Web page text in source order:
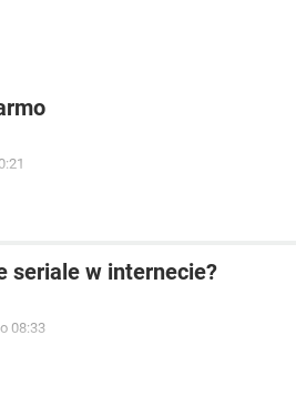
seriale w internecie?
08:33